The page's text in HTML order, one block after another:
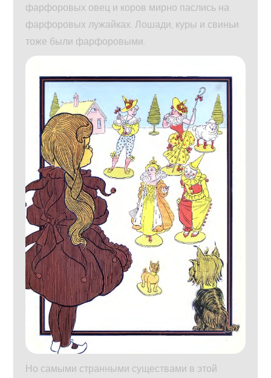
фарфоровых овец и коров мирно паслись на
фарфоровых лужайках. Лошади, куры и свиньи
тоже были фарфоровыми.
Но самыми странными существами в этой